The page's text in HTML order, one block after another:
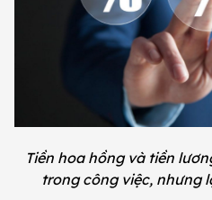
Tiền hoa hồng và tiền
trong công việc, nhưng